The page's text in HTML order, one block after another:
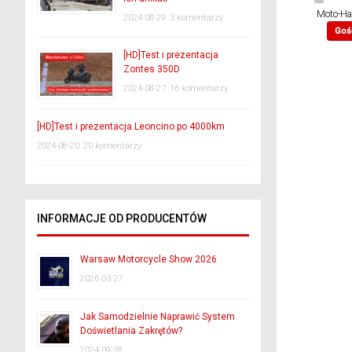
Moto-
2024-08-29 3 komentarzy
[HD]Test i prezentacja
Zontes 350D
2024-08-27 16 komentarzy
[HD]Test i prezentacja Leoncino po 4000km
2024-08-20 20 komentarzy
INFORMACJE OD PRODUCENTÓW
Warsaw Motorcycle Show 2026
2026-03-27
Jak Samodzielnie Naprawić System
Doświetlania Zakrętów?